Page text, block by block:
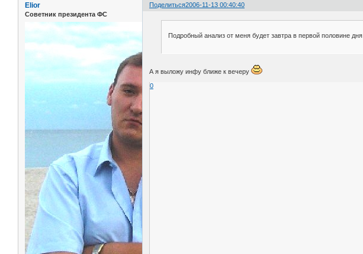
Поделиться2006-11-13 00:40:40
Elior
Советник президента ФС
Подробный анализ от меня будет завтра в первой половине дня
А я выложу инфу ближе к вечеру
0